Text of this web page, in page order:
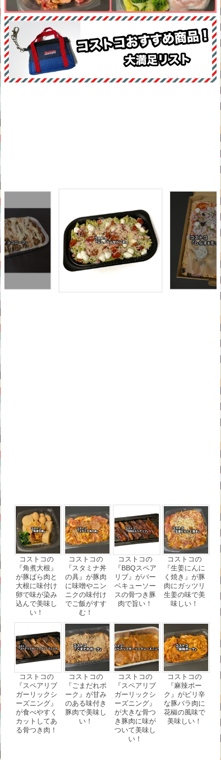
コストコの
『角煮大根』
が豚ばら肉と
大根に味付け
卵で味が染み
込んで美味し
い！
コストコの
『スタミナ丼
の具』が豚肉
に味噌やニン
ニクの味付け
でご飯がすす
む！
コストコの
『BBQスペア
リブ』がバー
ベキューソー
スの骨つき豚
肉で旨い！
コストコの
『生姜にんに
く焼き』が豚
肉にガッツリ
生姜の味で美
味しい！
コストコの
『スペアリブ
ガーリックシ
ーズニング』
が食べやすく
カットしてあ
る骨つき肉！
コストコの
『ごまだれポ
ーク』が甘み
のある味付き
豚肉で美味し
い！
コストコの
『スペアリブ
ガーリックシ
ーズニング』
が大きな骨つ
き豚肉に味が
ついて美味し
い！
コストコの
『麻辣ポー
ク』がピリ辛
な豚バラ肉に
花椒の風味で
美味しい！